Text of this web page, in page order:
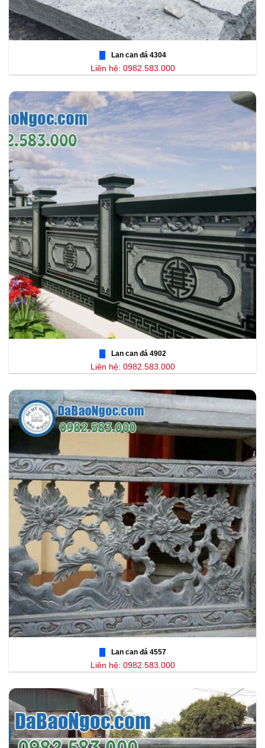
Lan can đá 4304
Liên hệ: 0982.583.000
Lan can đá 4902
Liên hệ: 0982.583.000
Lan can đá 4557
Liên hệ: 0982.583.000